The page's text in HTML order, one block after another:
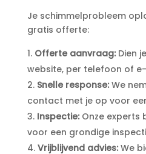
Je schimmelprobleem
gratis offerte:
Offerte aanvraag:Dien
website, per telefoon of
Snelle response:We
contact met je op voor
Inspectie:Onze experts
voor een grondige
Vrijblijvend advies:We